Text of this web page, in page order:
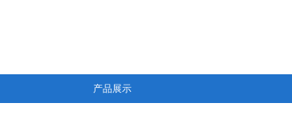
产品展示